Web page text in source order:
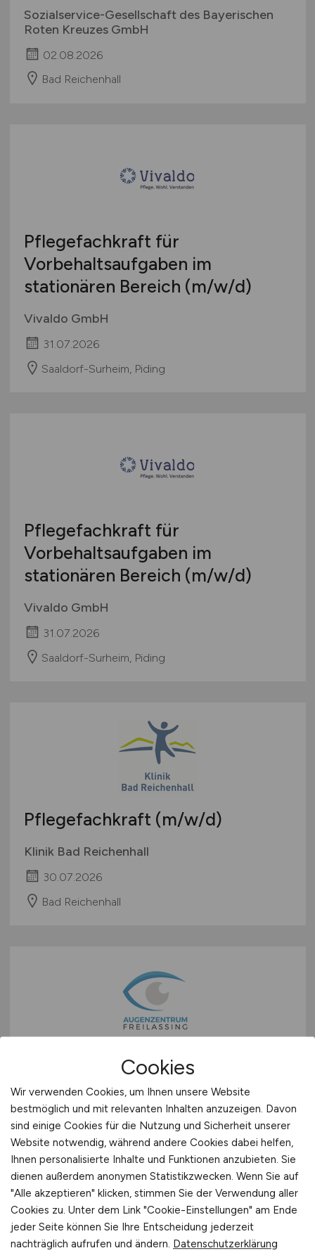
Sozialservice-Gesellschaft des Bayerischen
Roten Kreuzes GmbH
02.08.2026
Bad Reichenhall
Pflegefachkraft für
Vorbehaltsaufgaben im
stationären Bereich (m/w/d)
Vivaldo GmbH
31.07.2026
Saaldorf-Surheim, Piding
Pflegefachkraft für
Vorbehaltsaufgaben im
stationären Bereich (m/w/d)
Vivaldo GmbH
31.07.2026
Saaldorf-Surheim, Piding
Pflegefachkraft (m/w/d)
Klinik Bad Reichenhall
30.07.2026
Bad Reichenhall
Facharzt/ärztin Augenheilkunde
(m/w/d)
Augenzentrum Dr. Koller und Kollegen GmbH
25.07.2026
Cookies
Wir verwenden Cookies, um Ihnen unsere Website
bestmöglich und mit relevanten Inhalten anzuzeigen. Davon
sind einige Cookies für die Nutzung und Sicherheit unserer
Website notwendig, während andere Cookies dabei helfen,
Ihnen personalisierte Inhalte und Funktionen anzubieten. Sie
dienen außerdem anonymen Statistikzwecken. Wenn Sie auf
"Alle akzeptieren" klicken, stimmen Sie der Verwendung aller
Cookies zu. Unter dem Link "Cookie-Einstellungen" am Ende
jeder Seite können Sie Ihre Entscheidung jederzeit
nachträglich aufrufen und ändern. Datenschutzerklärung